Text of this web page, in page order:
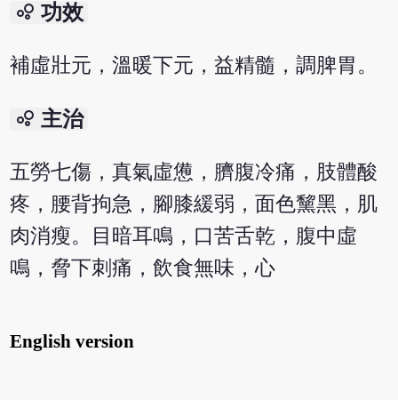
bubble_chart 功效
補虛壯元，溫暖下元，益精髓，調脾胃。
bubble_chart 主治
五勞七傷，真氣虛憊，臍腹冷痛，肢體酸
疼，腰背拘急，腳膝緩弱，面色黧黑，肌
肉消瘦。目暗耳鳴，口苦舌乾，腹中虛
鳴，脅下刺痛，飲食無味，心
English version